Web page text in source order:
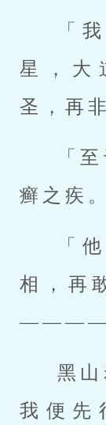
「
星，大
圣，再
「
癣之疾。
「
相，再
————
黑山
我便先